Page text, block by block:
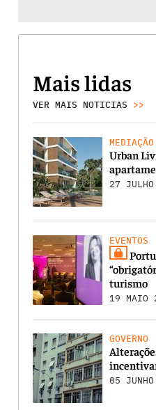
Mais lidas
VER MAIS NOTICIAS >>
Urban
27
EVENTOS
turismo
19 MAIO
GOVERNO
05